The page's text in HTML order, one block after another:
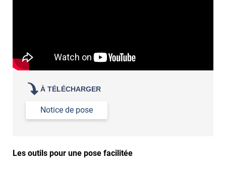
À TÉLÉCHARGER
Notice de pose
Les outils pour une pose facilitée